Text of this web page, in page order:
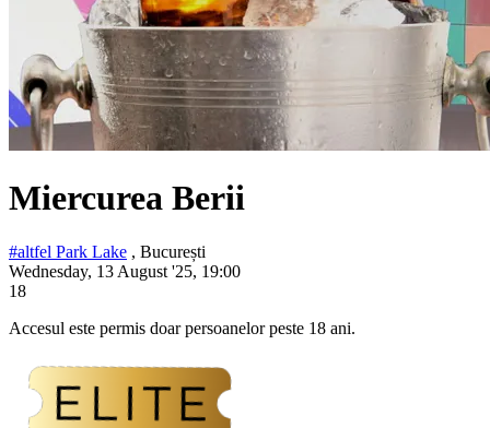
Miercurea Berii
#altfel Park Lake , București
Wednesday, 13 August '25, 19:00
18
Accesul este permis doar persoanelor peste 18 ani.